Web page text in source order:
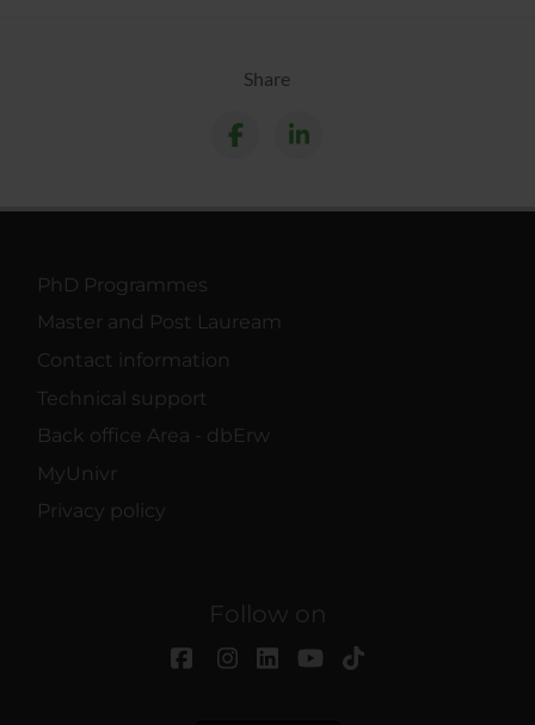
Share
PhD Programmes
Master and Post Lauream
Contact information
Technical support
Back office Area - dbErw
MyUnivr
Privacy policy
Follow on